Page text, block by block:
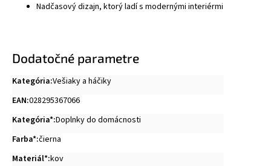
Nadčasový dizajn, ktorý ladí s modernými interiérmi
Dodatočné parametre
Kategória:Vešiaky a háčiky
EAN:028295367066
Kategória*:Doplnky do domácnosti
Farba*:čierna
Materiál*:kov